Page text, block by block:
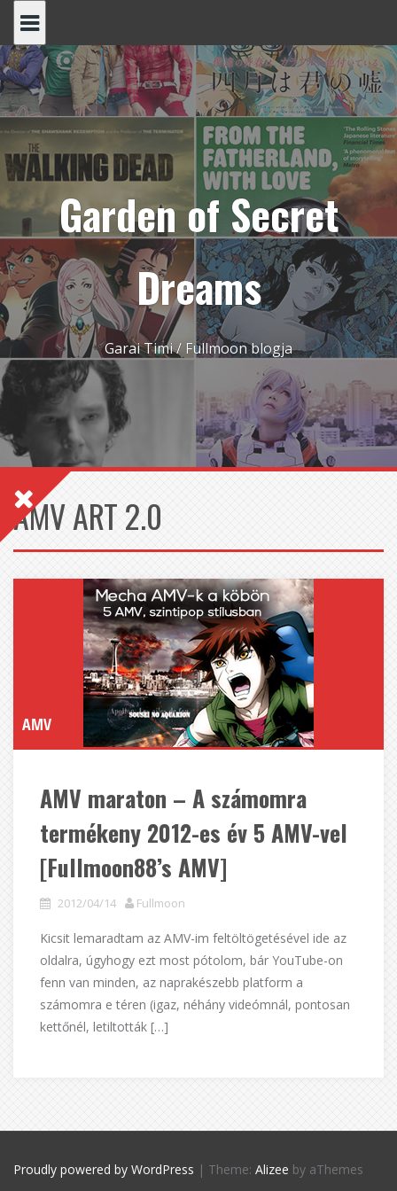
content
Garden of Secret
Dreams
Garai Timi / Fullmoon blogja
AMV ART 2.0
AMV
AMV maraton – A számomra
termékeny 2012-es év 5 AMV-vel
[Fullmoon88’s AMV]
2012/04/14 Fullmoon
Kicsit lemaradtam az AMV-im feltöltögetésével ide az
oldalra, úgyhogy ezt most pótolom, bár YouTube-on
fenn van minden, az naprakészebb platform a
számomra e téren (igaz, néhány videómnál, pontosan
kettőnél, letiltották […]
Proudly powered by WordPress | Theme: Alizee by aThemes